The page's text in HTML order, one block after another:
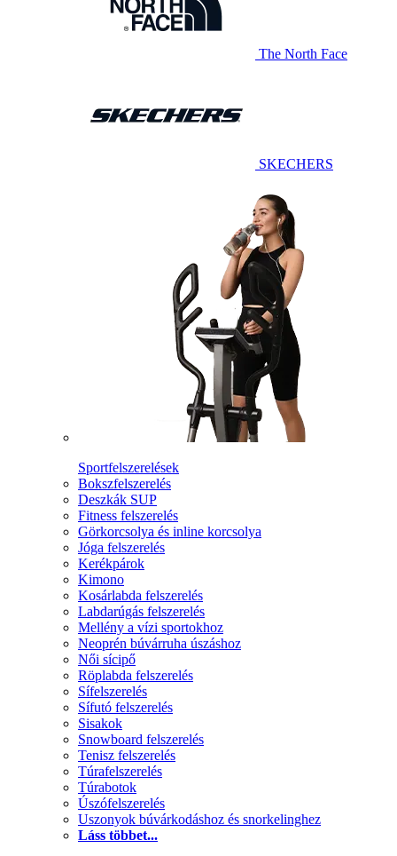
The North Face
SKECHERS
Sportfelszerelések
Bokszfelszerelés
Deszkák SUP
Fitness felszerelés
Görkorcsolya és inline korcsolya
Jóga felszerelés
Kerékpárok
Kimono
Kosárlabda felszerelés
Labdarúgás felszerelés
Mellény a vízi sportokhoz
Neoprén búvárruha úszáshoz
Női sícipő
Röplabda felszerelés
Sífelszerelés
Sífutó felszerelés
Sisakok
Snowboard felszerelés
Tenisz felszerelés
Túrafelszerelés
Túrabotok
Úszófelszerelés
Uszonyok búvárkodáshoz és snorkelinghez
Láss többet...